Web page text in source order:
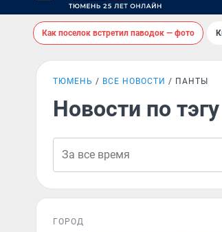
Как поселок встретил паводок — фото
ТЮМЕНЬ ВСЕ НОВОСТИ ПАНТЫ
Новости по
ГОРОД